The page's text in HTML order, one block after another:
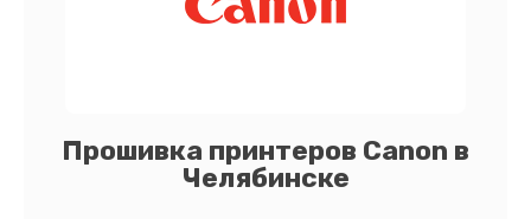
Прошивка принтеров Canon в
Челябинске